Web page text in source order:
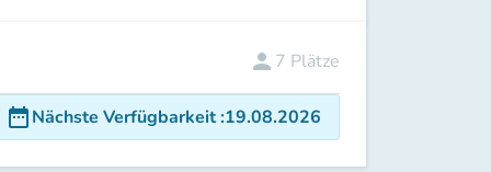
person 7 Plätze
date_rangeNächste Verfügbarkeit:19.08.2026